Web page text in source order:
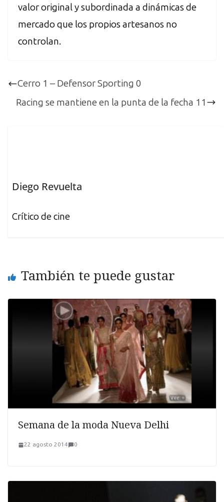
valor original y subordinada a dinámicas de
mercado que los propios artesanos no
controlan.
Cerro 1 – Defensor Sporting 0
Racing se mantiene en la punta de la fecha 11
Diego Revuelta
Crítico de cine
También te puede gustar
Semana de la moda Nueva Delhi
22 agosto 2014 0